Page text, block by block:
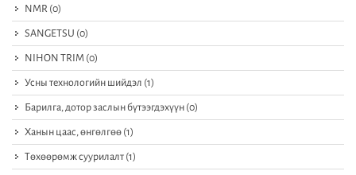
NMR (0)
SANGETSU (0)
NIHON TRIM (0)
Усны технологийн шийдэл (1)
Барилга, дотор заслын бүтээгдэхүүн (0)
Ханын цаас, өнгөлгөө (1)
Төхөөрөмж суурилалт (1)